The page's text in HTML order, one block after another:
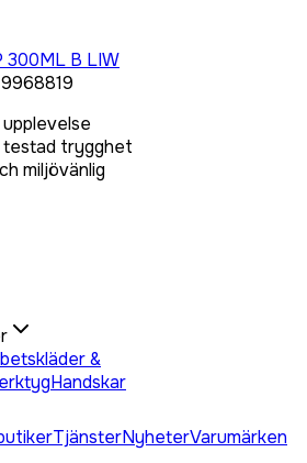
300ML B LIW
968819
testad trygghet
miljövänlig
&
Handskar
TjänsterNyheterVarumärken